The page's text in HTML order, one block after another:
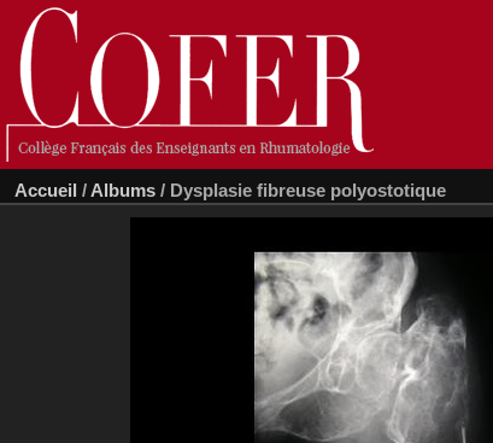
Accueil / Albums / Dysplasie fibreuse polyostotique